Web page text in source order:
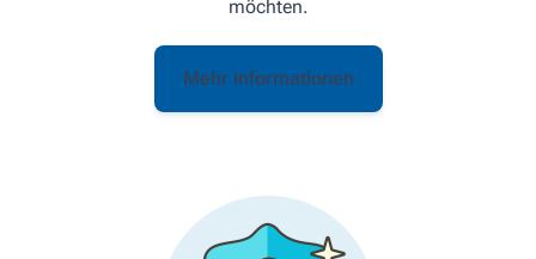
möchten.
Mehr Informationen